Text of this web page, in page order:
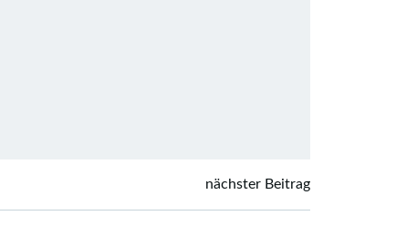
nächster Beitrag